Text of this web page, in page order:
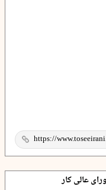
عالی کار